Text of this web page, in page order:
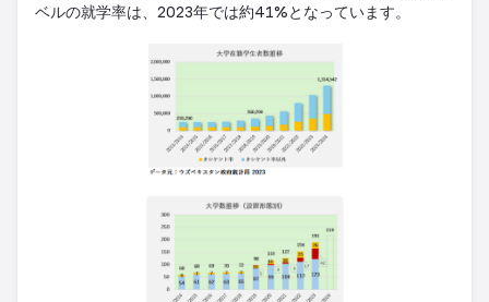
ベルの就学率は、2023年では約41%となっています。